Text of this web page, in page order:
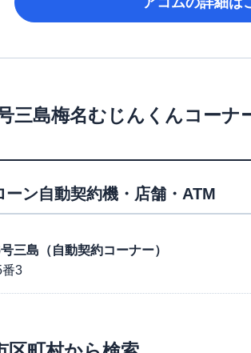
三島梅名むじんくんコーナ
ーン自動契約機・店舗・ATM
三島（自動契約コーナー）
番3